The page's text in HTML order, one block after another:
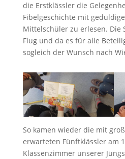
die Erstklässler die
Fibelgeschichte mit
Mittelschüler zu erlesen. Die
Flug und da es für alle
sogleich der Wunsch nach
So kamen wieder die mit
erwarteten Fünftklässler am
Klassenzimmer unserer